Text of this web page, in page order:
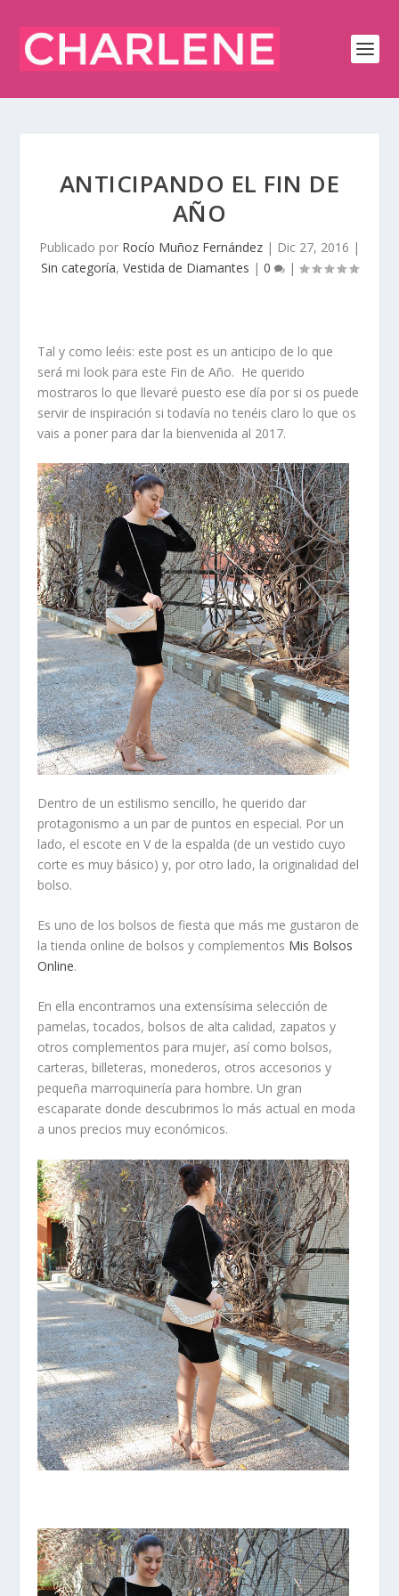
ANTICIPANDO EL FIN DE
AÑO
Publicado por Rocío Muñoz Fernández | Dic 27, 2016 |
Sin categoría, Vestida de Diamantes | 0 |
Tal y como leéis: este post es un anticipo de lo que
será mi look para este Fin de Año. He querido
mostraros lo que llevaré puesto ese día por si os puede
servir de inspiración si todavía no tenéis claro lo que os
vais a poner para dar la bienvenida al 2017.
Dentro de un estilismo sencillo, he querido dar
protagonismo a un par de puntos en especial. Por un
lado, el escote en V de la espalda (de un vestido cuyo
corte es muy básico) y, por otro lado, la originalidad del
bolso.
Es uno de los bolsos de fiesta que más me gustaron de
latienda online de bolsos y complementos Mis Bolsos
Online.
En ella encontramos una extensísima selección de
pamelas, tocados, bolsos de alta calidad, zapatos y
otros complementos para mujer, así como bolsos,
carteras, billeteras, monederos, otros accesorios y
pequeña marroquinería para hombre. Un gran
escaparate donde descubrimos lo más actual en moda
a unos precios muy económicos.